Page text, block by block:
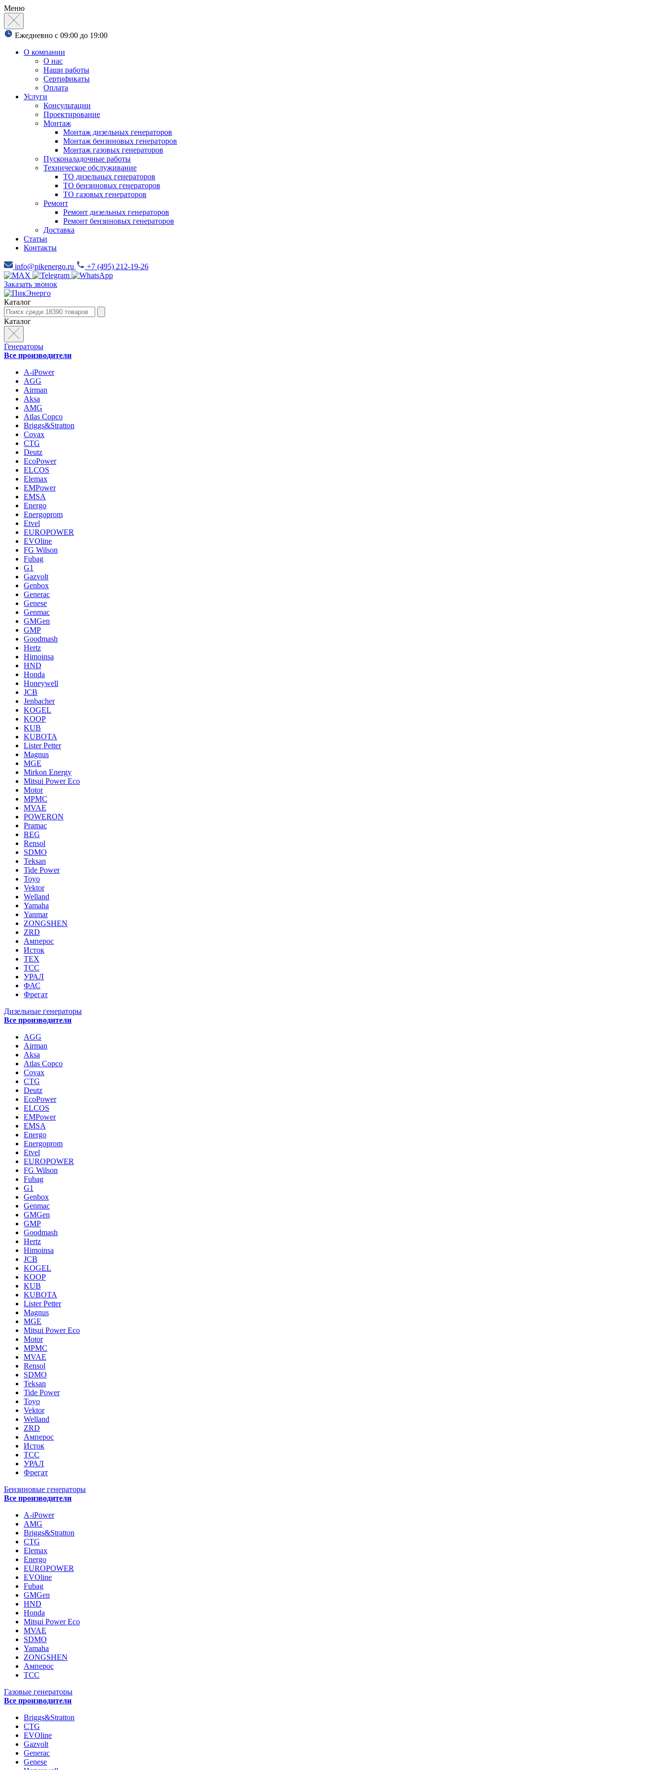
Меню
Ежедневно с 09:00 до 19:00
О компании
О нас
Наши работы
Сертификаты
Оплата
Услуги
Консультации
Проектирование
Монтаж
Монтаж дизельных генераторов
Монтаж бензиновых генераторов
Монтаж газовых генераторов
Пусконаладочные работы
Техническое обслуживание
ТО дизельных генераторов
ТО бензиновых генераторов
ТО газовых генераторов
Ремонт
Ремонт дизельных генераторов
Ремонт бензиновых генераторов
Доставка
Статьи
Контакты
info@pikenergo.ru +7 (495) 212-19-26
Заказать звонок
Каталог
Каталог
Генераторы
Все производители
A-iPower
AGG
Airman
Aksa
AMG
Atlas Copco
Briggs&Stratton
Covax
CTG
Deutz
EcoPower
ELCOS
Elemax
EMPower
EMSA
Energo
Energoprom
Etvel
EUROPOWER
EVOline
FG Wilson
Fubag
G1
Gazvolt
Genbox
Generac
Genese
Genmac
GMGen
GMP
Goodmash
Hertz
Himoinsa
HND
Honda
Honeywell
JCB
Jenbacher
KOGEL
KOOP
KUB
KUBOTA
Lister Petter
Magnus
MGE
Mirkon Energy
Mitsui Power Eco
Motor
MPMC
MVAE
POWERON
Pramac
REG
Rensol
SDMO
Teksan
Tide Power
Toyo
Vektor
Welland
Yamaha
Yanmar
ZONGSHEN
ZRD
Амперос
Исток
ТЕХ
ТСС
УРАЛ
ФАС
Фрегат
Дизельные генераторы
Все производители
AGG
Airman
Aksa
Atlas Copco
Covax
CTG
Deutz
EcoPower
ELCOS
EMPower
EMSA
Energo
Energoprom
Etvel
EUROPOWER
FG Wilson
Fubag
G1
Genbox
Genmac
GMGen
GMP
Goodmash
Hertz
Himoinsa
JCB
KOGEL
KOOP
KUB
KUBOTA
Lister Petter
Magnus
MGE
Mitsui Power Eco
Motor
MPMC
MVAE
Rensol
SDMO
Teksan
Tide Power
Toyo
Vektor
Welland
ZRD
Амперос
Исток
ТСС
УРАЛ
Фрегат
Бензиновые генераторы
Все производители
A-iPower
AMG
Briggs&Stratton
CTG
Elemax
Energo
EUROPOWER
EVOline
Fubag
GMGen
HND
Honda
Mitsui Power Eco
MVAE
SDMO
Yamaha
ZONGSHEN
Амперос
ТСС
Газовые генераторы
Все производители
Briggs&Stratton
CTG
EVOline
Gazvolt
Generac
Genese